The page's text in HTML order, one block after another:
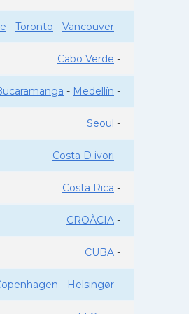
- Toronto - Vancouver -
Cabo Verde -
- Medellín -
Seoul -
Costa D ivori -
Costa Rica -
CROÀCIA -
CUBA -
- Helsingør -